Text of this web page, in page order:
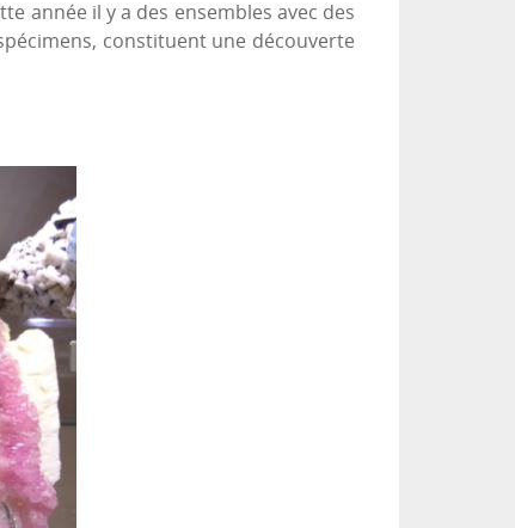
année il y a des ensembles avec des
constituent une découverte